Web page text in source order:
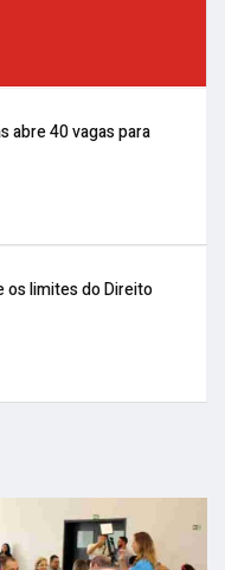
abre 40 vagas para
os limites do Direito